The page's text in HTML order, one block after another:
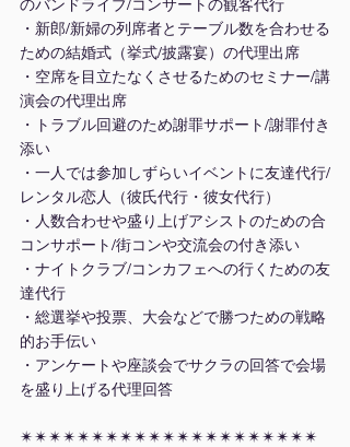
のバンドライブ/コンサートの観客代行
・新郎/新婦の列席者とテーブル数を合わせる
ための結婚式（挙式/披露宴）の代理出席
・空席を目立たなくさせるためのセミナー/講
演会の代理出席
・トラブル回避のため謝罪サポート/謝罪付き
添い
・一人では参加しずらいイベントに友達代行/
レンタル恋人（彼氏代行・彼女代行）
・人数合わせや盛り上げアシストのための合
コンサポート/街コンや交流会の付き添い
・ナイトクラブ/コンカフェへの行くための友
達代行
・総選挙や投票、大会などで勝つための戦略
的お手伝い
・アンケートや座談会でサクラの回答で会場
を盛り上げる代理回答
✴︎✴︎✴︎✴︎✴︎✴︎✴︎✴︎✴︎✴︎✴︎✴︎✴︎✴︎✴︎✴︎✴︎✴︎✴︎✴︎✴︎